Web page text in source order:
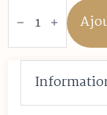
Rooibos
Oriental
Boite
25